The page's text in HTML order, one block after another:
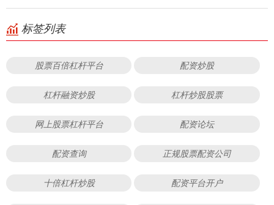
标签列表
股票百倍杠杆平台 配资炒股
杠杆融资炒股 杠杆炒股股票
网上股票杠杆平台 配资论坛
配资查询 正规股票配资公司
十倍杠杆炒股 配资平台开户